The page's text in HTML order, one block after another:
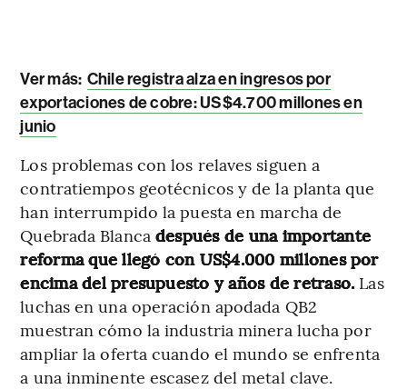
Ver más: Chile registra alza en ingresos por
exportaciones de cobre: US$4.700 millones en
junio
Los problemas con los relaves siguen a
contratiempos geotécnicos y de la planta que
han interrumpido la puesta en marcha de
Quebrada Blanca después de una importante
reforma que llegó con US$4.000 millones por
encima del presupuesto y años de retraso. Las
luchas en una operación apodada QB2
muestran cómo la industria minera lucha por
ampliar la oferta cuando el mundo se enfrenta
a una inminente escasez del metal clave.